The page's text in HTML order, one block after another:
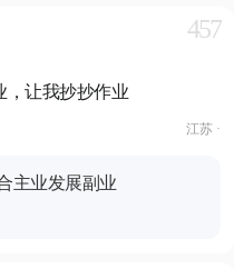
457
，让我抄抄作业
江苏 ·
主业发展副业